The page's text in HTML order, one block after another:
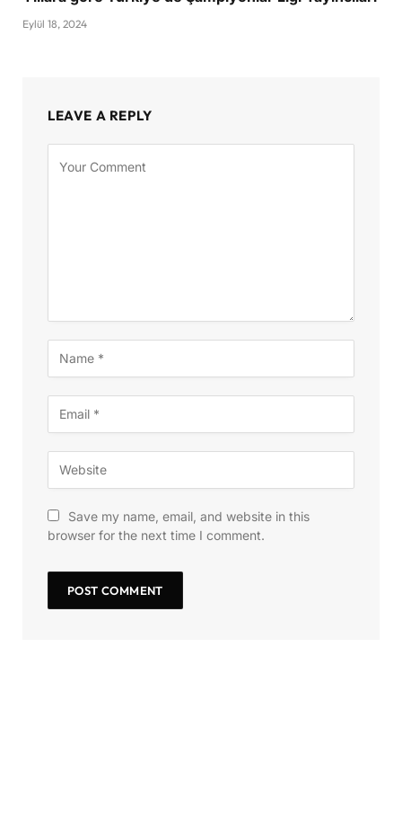
Eylül 18, 2024
LEAVE A REPLY
Save my name, email, and website in this
browser for the next time I comment.